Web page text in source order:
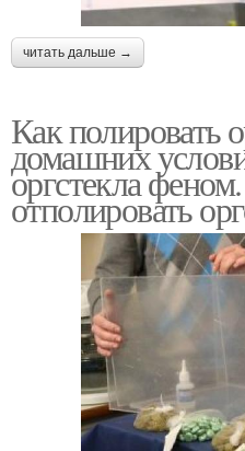
читать дальше →
Как полировать
домашних
оргстекла
отполировать